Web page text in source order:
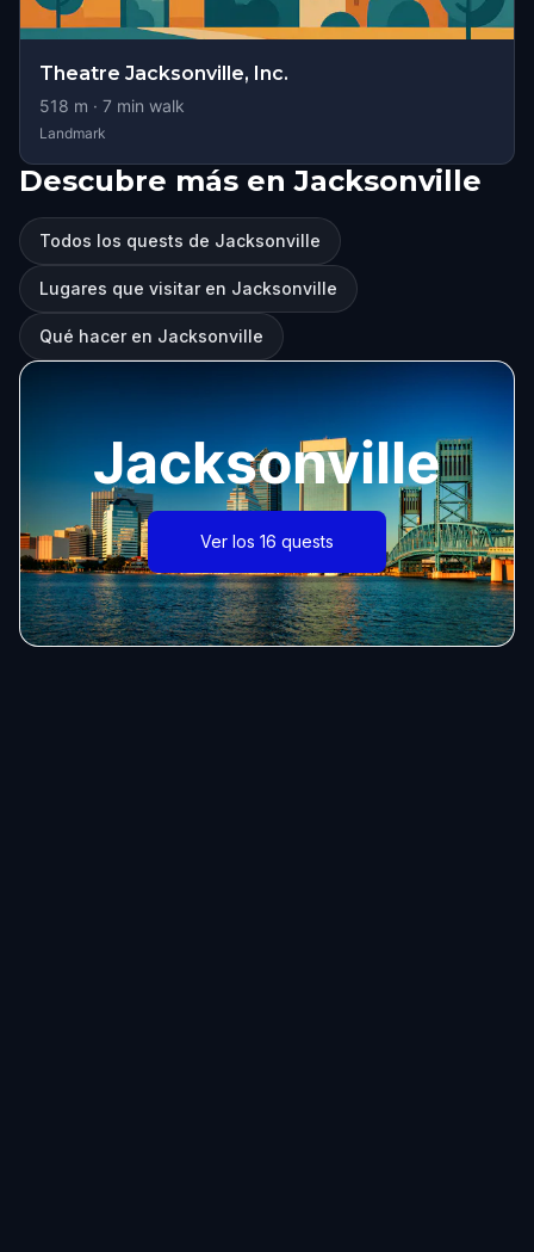
Theatre Jacksonville, Inc.
518 m · 7 min walk
Landmark
Descubre más en Jacksonville
Todos los quests de Jacksonville
Lugares que visitar en Jacksonville
Qué hacer en Jacksonville
Jacksonville
Ver los 16 quests